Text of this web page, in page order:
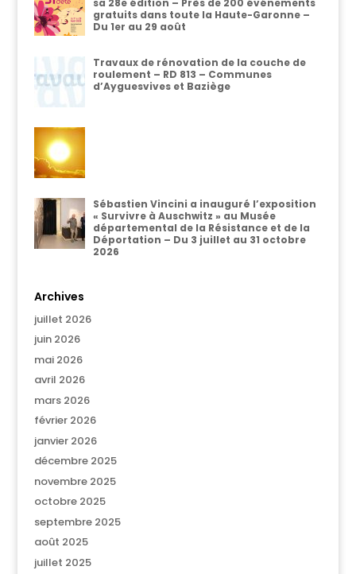
gratuits dans toute la Haute-Garonne –
Du 1er au 29 août
Travaux de rénovation de la couche de
roulement – RD 813 – Communes
d’Ayguesvives et Baziège
Sébastien Vincini a inauguré l’exposition
« Survivre à Auschwitz » au Musée
départemental de la Résistance et de la
Déportation – Du 3 juillet au 31 octobre
2026
Archives
juillet 2026
juin 2026
mai 2026
avril 2026
mars 2026
février 2026
janvier 2026
décembre 2025
novembre 2025
octobre 2025
septembre 2025
août 2025
juillet 2025